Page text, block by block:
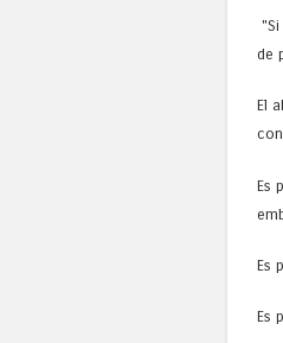
de
El
Es
Es
Es